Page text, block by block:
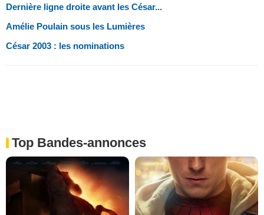
Dernière ligne droite avant les César...
Amélie Poulain sous les Lumières
César 2003 : les nominations
Top Bandes-annonces